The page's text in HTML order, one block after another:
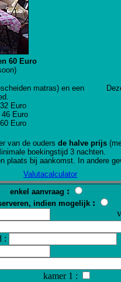
60 Euro
matras) en een
Euro
Euro
Euro
van de ouders de halve prijs
boekingstijd 3 nachten.
plaats bij aankomst. In andere
Valutacalculator
enkel aanvraag :
indien mogelijk :
:
kamer 1 :